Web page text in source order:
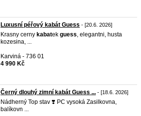
Luxusní péřový kabát Guess - [20.6. 2026]
Krasny cerny kabatek guess, elegantni, husta
kozesina, ...
Karviná - 736 01
4 990 Kč
Černý dlouhý zimní kabát Guess ... - [18.6. 2026]
Nádherný Top stav ❣️ PC vysoká Zasilkovna,
balíkovn ...